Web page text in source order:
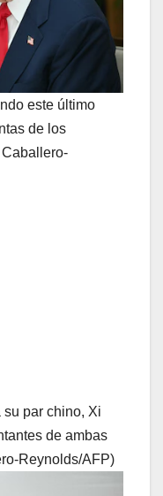
este último
de los
su par chino, Xi
de ambas
Reynolds/AFP)